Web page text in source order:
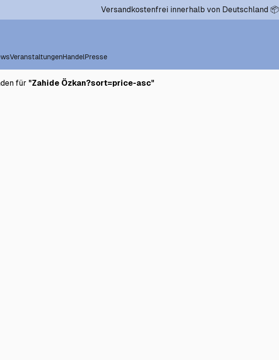
Versandkostenfrei innerhalb von Deutschland 📦
VeranstaltungenHandelPresse
für "Zahide Özkan?sort=price-asc"